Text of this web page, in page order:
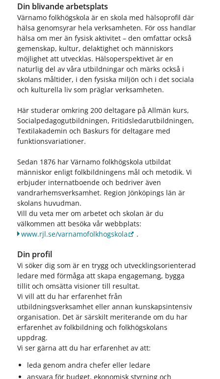
Din blivande arbetsplats
Värnamo folkhögskola är en skola med hälsoprofil där
hälsa genomsyrar hela verksamheten. För oss handlar
hälsa om mer än fysisk aktivitet – den omfattar också
gemenskap, kultur, delaktighet och människors
möjlighet att utvecklas. Hälsoperspektivet är en
naturlig del av våra utbildningar och märks också i
skolans måltider, i den fysiska miljön och i det sociala
och kulturella liv som präglar verksamheten.
Här studerar omkring 200 deltagare på Allmän kurs,
Socialpedagogutbildningen, Fritidsledarutbildningen,
Textilakademin och Baskurs för deltagare med
funktionsvariationer.
Sedan 1876 har Värnamo folkhögskola utbildat
människor enligt folkbildningens mål och metodik. Vi
erbjuder internatboende och bedriver även
vandrarhemsverksamhet. Region Jönköpings län är
skolans huvudman.
Vill du veta mer om arbetet och skolan är du
välkommen att besöka vår webbplats:
www.rjl.se/varnamofolkhogskola
.
Din profil
Vi söker dig som är en trygg och utvecklingsorienterad
ledare med förmåga att skapa engagemang, bygga
tillit och omsätta visioner till resultat.
Vi vill att du har erfarenhet från
utbildningsverksamhet eller annan kunskapsintensiv
organisation. Det är särskilt meriterande om du har
erfarenhet av folkbildning och folkhögskolans
uppdrag.
Vi ser gärna att du har erfarenhet av att:
leda genom andra chefer eller ledare
ansvara för budget, ekonomisk styrning och